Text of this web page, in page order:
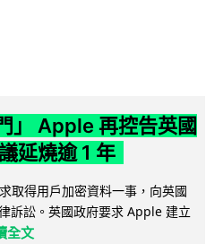
」 Apple 再控告英國
延燒逾 1 年
取得用戶加密資料一事，向英國
訴訟。英國政府要求 Apple 建立
全文